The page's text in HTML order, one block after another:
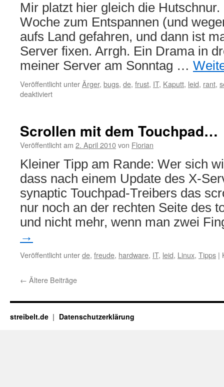
Mir platzt hier gleich die
Woche zum Entspannen (und
aufs Land gefahren, und dann ist
Server fixen. Arrgh. Ein Drama in
meiner Server am Sonntag …
Veröffentlicht unterÄrger, bugs, de, frust, IT, Kaputt, leid, rant,
deaktiviertfür
heutzutage
eigentlich
betreiben?
Scrollen mit dem Touchpad…
Veröffentlicht am 2. April 2010von Florian
Kleiner Tipp am Rande: Wer sich
dass nach einem Update des X-
synaptic Touchpad-Treibers das
nur noch an der rechten Seite des
und nicht mehr, wenn man zwei
→
Veröffentlicht unterde, freude, hardware, IT, leid, Linux, Tipps |
← Ältere Beiträge
streibelt.de Datenschutzerklärung